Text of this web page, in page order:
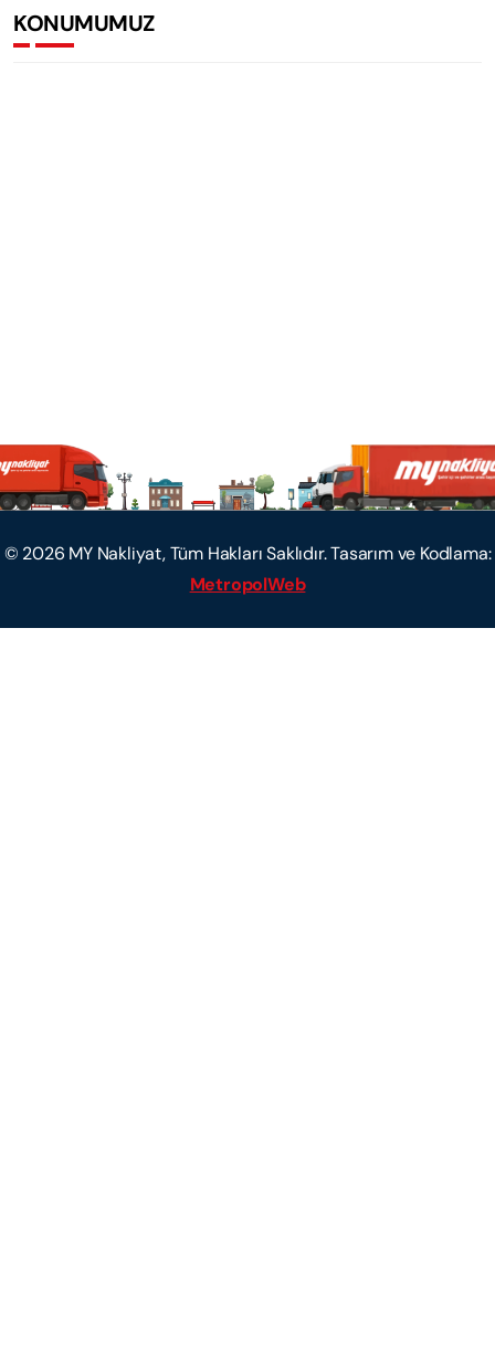
KONUMUMUZ
© 2026 MY Nakliyat, Tüm Hakları Saklıdır. Tasarım ve Kodlama:
MetropolWeb